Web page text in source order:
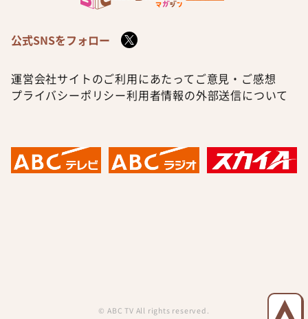
公式SNSをフォロー
運営会社サイトのご利用にあたって ご意見・ご感想
プライバシーポリシー利用者情報の外部送信について
© ABC TV All rights reserved.